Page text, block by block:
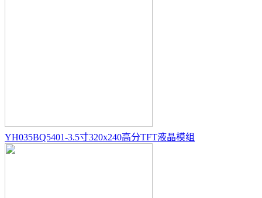
YH035BQ5401-3.5寸320x240高分TFT液晶模组